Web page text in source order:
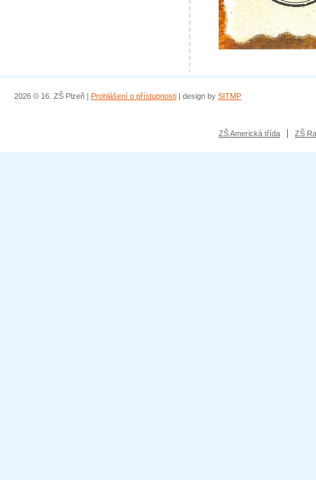
2026 © 16. ZŠ Plzeň | Prohlášení o přístupnosti | design by SITMP
ZŠ Americká třída ZŠ